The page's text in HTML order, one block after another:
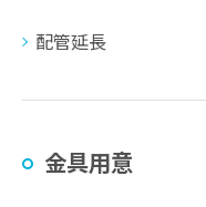
配管延長
金具用意